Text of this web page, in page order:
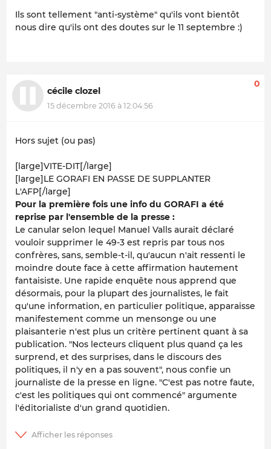
Ils sont tellement "anti-système" qu'ils vont bientôt
nous dire qu'ils ont des doutes sur le 11 septembre :)
cécile clozel
15 décembre 2016 à 12:04:56
0
Hors sujet (ou pas)
[large]VITE-DIT[/large]
[large]LE GORAFI EN PASSE DE SUPPLANTER
L'AFP[/large]
Pour la première fois une info du GORAFI a été
reprise par l'ensemble de la presse :
Le canular selon lequel Manuel Valls aurait déclaré
vouloir supprimer le 49-3 est repris par tous nos
confrères, sans, semble-t-il, qu'aucun n'ait ressenti le
moindre doute face à cette affirmation hautement
fantaisiste. Une rapide enquête nous apprend que
désormais, pour la plupart des journalistes, le fait
qu'une information, en particulier politique, apparaisse
manifestement comme un mensonge ou une
plaisanterie n'est plus un critère pertinent quant à sa
publication. "Nos lecteurs cliquent plus quand ça les
surprend, et des surprises, dans le discours des
politiques, il n'y en a pas souvent", nous confie un
journaliste de la presse en ligne. "C'est pas notre faute,
c'est les politiques qui ont commencé" argumente
l'éditorialiste d'un grand quotidien.